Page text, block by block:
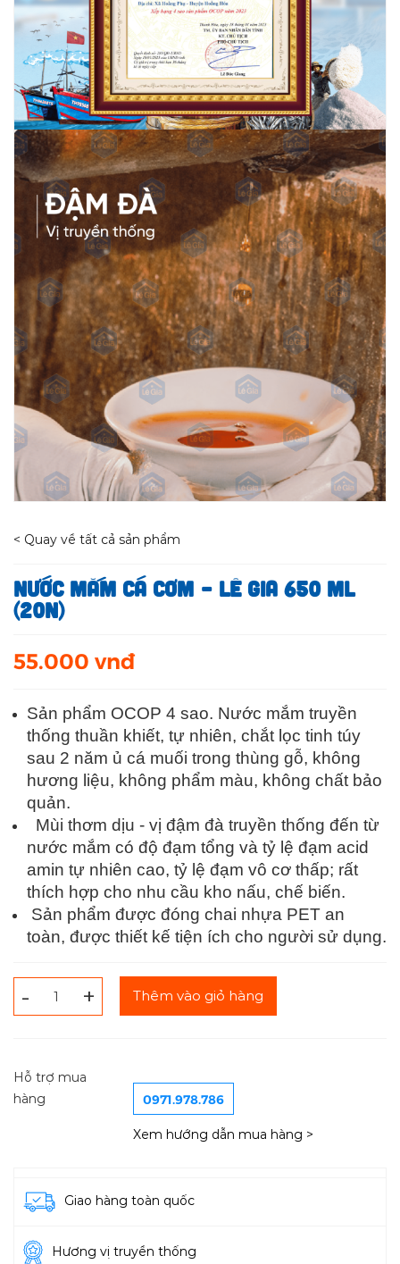
< Quay về tất cả sản phẩm
Nước mắm Cá cơm – Lê Gia 650 ml
(20N)
55.000 vnđ
Sản phẩm OCOP 4 sao. Nước mắm truyền
thống thuần khiết, tự nhiên, chắt lọc tinh túy
sau 2 năm ủ cá muối trong thùng gỗ, không
hương liệu, không phẩm màu, không chất bảo
quản.
Mùi thơm dịu - vị đậm đà truyền thống đến từ
nước mắm có độ đạm tổng và tỷ lệ đạm acid
amin tự nhiên cao, tỷ lệ đạm vô cơ thấp; rất
thích hợp cho nhu cầu kho nấu, chế biến.
Sản phẩm được đóng chai nhựa PET an
toàn, được thiết kế tiện ích cho người sử dụng.
- + Thêm vào giỏ hàng
Hỗ trợ mua
hàng
0971.978.786
Xem hướng dẫn mua hàng >
Giao hàng toàn quốc
Hương vị truyền thống